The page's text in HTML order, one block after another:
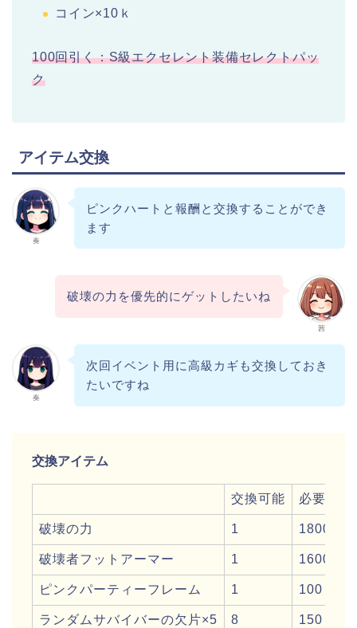
コイン×10ｋ
100回引く：S級エクセレント装備セレクトパッ
ク
アイテム交換
奏
ピンクハートと報酬と交換することができ
ます
茜
破壊の力を優先的にゲットしたいね
奏
次回イベント用に高級カギも交換しておき
たいですね
交換アイテム
交換可能 必要なハ
破壊の力 1 1800
破壊者フットアーマー 1 1600
ピンクパーティーフレーム 1 100
ランダムサバイバーの欠片×5 8 150